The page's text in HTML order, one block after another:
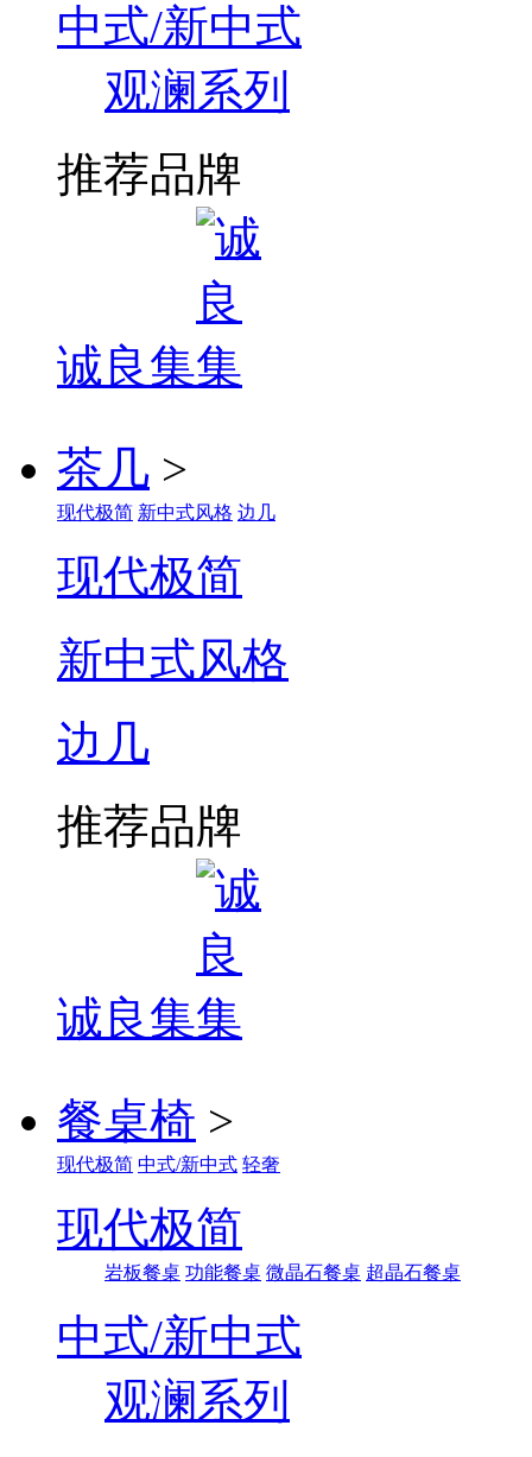
中式/新中式
观澜系列
推荐品牌
诚良集
茶几 >
现代极简 新中式风格 边几
现代极简
新中式风格
边几
推荐品牌
诚良集
餐桌椅 >
现代极简 中式/新中式 轻奢
现代极简
岩板餐桌 功能餐桌 微晶石餐桌 超晶石餐桌
中式/新中式
观澜系列